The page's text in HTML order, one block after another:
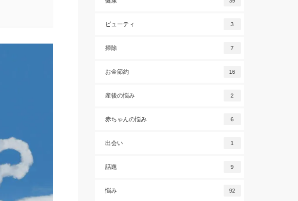
ビューティ 3
掃除 7
お金節約 16
産後の悩み 2
赤ちゃんの悩み 6
出会い 1
話題 9
悩み 92